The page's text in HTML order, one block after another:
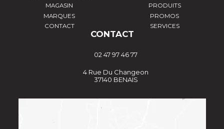
MAGASIN
PRODUITS
MARQUES
PROMOS
CONTACT
SERVICES
CONTACT
02 47 97 46 77
4 Rue Du Changeon
37140 BENAIS